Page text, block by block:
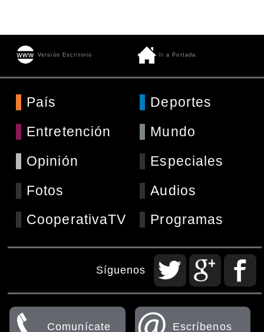
Versión Escritorio Ir a Portada
País
Deportes
Entretención
Mundo
Opinión
Especiales
Fotos
Audios
CooperativaTV
Programas
Síguenos
Comunícate Escríbenos